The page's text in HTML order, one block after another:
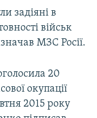
задіяні в
військ
МЗС Росії.
20
окупації
2015 року